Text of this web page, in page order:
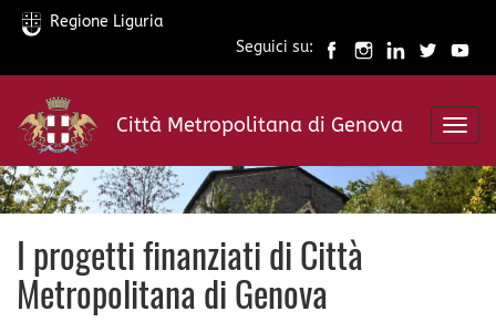
Salta
contenuto
principale
Regione Liguria
Seguici su:
Città Metropolitana di Genova
I progetti finanziati di Città
Metropolitana di Genova